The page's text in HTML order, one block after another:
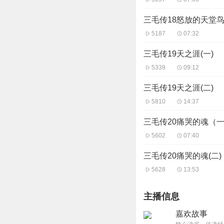
三毛传18怒放的天堂
5187 07:32
三毛传19天之涯(一)
5339 09:12
三毛传19天之涯(二)
5810 14:37
三毛传20痛哭的魂（一
5602 07:40
三毛传20痛哭的魂(二)
5628 13:53
主播信息
嘉欢故事